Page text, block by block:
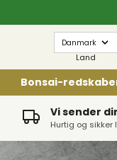
Land
Str. 1 - Glaseret
Bonsai-
Vi sender
Hurtig og sikker